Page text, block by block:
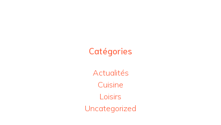
Catégories
Actualités
Cuisine
Loisirs
Uncategorized